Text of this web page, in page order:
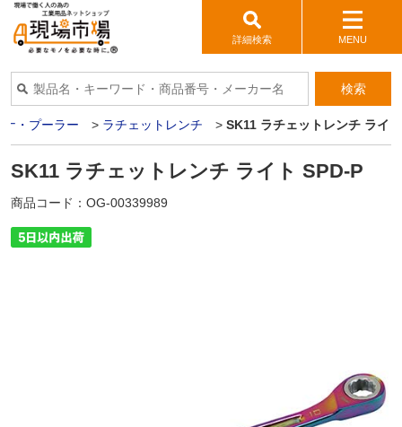
詳細検索 MENU
検索
・プーラー > ラチェットレンチ > SK11 ラチェットレンチ ライ
SK11 ラチェットレンチ ライト SPD-P
商品コード： OG-00339989